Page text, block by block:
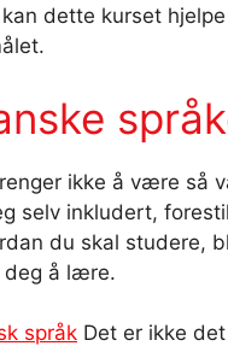
dette kurset
ikke å være så
selv inkludert,
du skal studere,
deg å lære.
språk Det er ikke